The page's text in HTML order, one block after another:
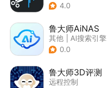
4.0
鲁大师AiNAS
其他
AI搜索引擎
0.0
鲁大师3D评测
远程控制